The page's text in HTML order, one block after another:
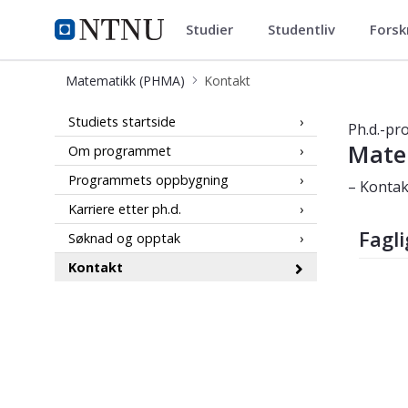
NTNU Hjemmeside
Matematikk (PHMA)
Studier Studentliv
Matematikk (PHMA) Kontakt
Kontakt – Matematiske fag –
Studiets startside
Om programmet
Programmets oppbygning
Karriere etter ph.d.
Søknad og opptak
Kontakt
Ph.d.-
–